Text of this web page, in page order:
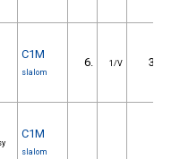
C1M
slalom
6. 1/V 3.81
C1M
slalom